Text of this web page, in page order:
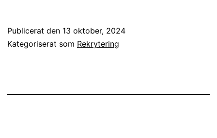
Publicerat den 13 oktober, 2024
Kategoriserat som Rekrytering